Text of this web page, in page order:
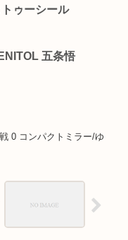
ゥーシール
五条悟
0 コンパクトミラー/ゆ